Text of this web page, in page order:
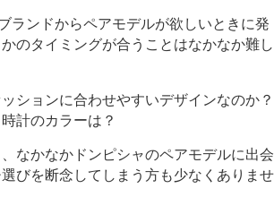
ランドからペアモデルが欲しいときに発
のタイミングが合うことはなかなか難し
ションに合わせやすいデザインなのか？
計のカラーは？
なかなかドンピシャのペアモデルに出会
びを断念してしまう方も少なくありませ